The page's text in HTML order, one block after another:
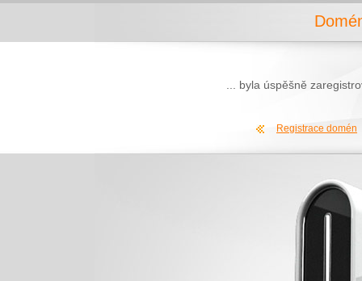
... byla úspěšně
Registrace domén